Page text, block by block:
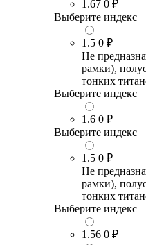
1.67 0 ₽
Выберите индекс
1.5 0 ₽
Не
рамки),
тонких
Выберите индекс
1.6 0 ₽
Выберите индекс
1.5 0 ₽
Не
рамки),
тонких
Выберите индекс
1.56 0 ₽